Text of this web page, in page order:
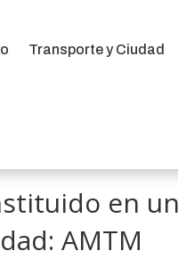
Transporte y Ciudad
en
AMTM